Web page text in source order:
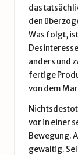
das
den
Was folgt,
anders und
fertige
von dem
vor in einer
Bewegung.
gewaltig.